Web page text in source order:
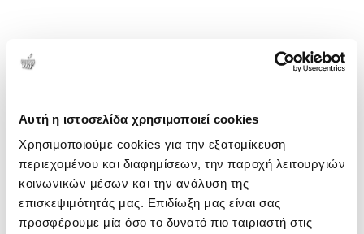
Αυτή η ιστοσελίδα χρησιμοποιεί cookies
Χρησιμοποιούμε cookies για την εξατομίκευση
περιεχομένου και διαφημίσεων, την παροχή λειτουργιών
κοινωνικών μέσων και την ανάλυση της
επισκεψιμότητάς μας. Επιδίωξη μας είναι σας
προσφέρουμε μία όσο το δυνατό πιο ταιριαστή στις